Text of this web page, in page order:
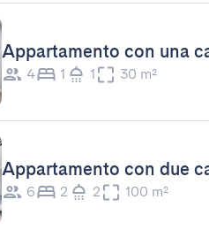
Appartamento con una
4 1 1 30 m²
Appartamento con due
6 2 2 100 m²